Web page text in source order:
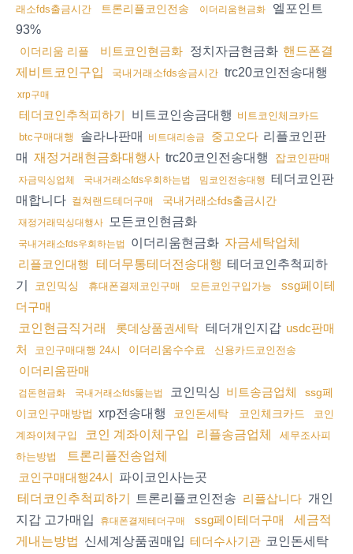
래소fds출금시간
트론리플코인전송 이더리움현금화
엘포인트
93%
이더리움 리플 비트코인현금화 정치자금현금화 핸드폰결
제비트코인구입
국내거래소fds송금시간 trc20코인전송대행
xrp구매
테더코인추척피하기 비트코인송금대행 비트코인체크카드
btc구매대행
솔라나판매 비트대리송금 중고오다 리플코인판
매 재정거래현금화대행사 trc20코인전송대행 잡코인판매
자금믹싱업체 국내거래소fds우회하는법 밈코인전송대행 테더코인판
매합니다 컬쳐랜드테더구매 국내거래소fds출금시간
재정거래믹싱대행사 모든코인현금화
국내거래소fds우회하는법 이더리움현금화 자금세탁업체
리플코인대행
테더무통테더전송대행 테더코인추척피하
기
코인믹싱 휴대폰결제코인구매 모든코인구입가능
ssg페이테
더구매
코인현금직거래
롯데상품권세탁 테더개인지갑 usdc판매
처
코인구매대행 24시 이더리움수수료 신용카드코인전송
이더리움판매
검돈현금화 국내거래소fds뚫는법 코인믹싱 비트송금업체
ssg페
이코인구매방법 xrp전송대행 코인돈세탁 코인체크카드
코인
계좌이체구입
코인 계좌이체구입 리플송금업체
세무조사피
하는방법
트론리플전송업체
코인구매대행24시 파이코인사는곳
테더코인추척피하기 트론리플코인전송 리플삽니다 개인
지갑 고가매입
휴대폰결제테더구매 ssg페이테더구매
세금적
게내는방법 신세계상품권매입 테더수사기관 코인돈세탁